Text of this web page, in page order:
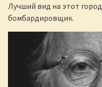
Лучший вид на этот город
бомбардировщик.